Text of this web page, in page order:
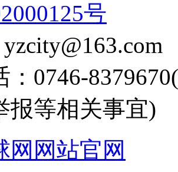
号
：0746-
报等相关事宜)
网网站官网